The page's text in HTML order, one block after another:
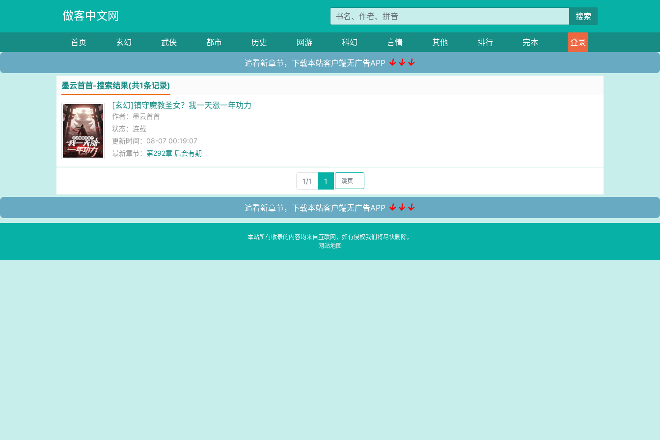
做客中文网 搜索
首页 玄幻 武侠 都市 历史 网游 科幻 言情 其他 排行 完本 登录
追看新章节，下载本站客户端无广告APP ↓↓↓
墨云首首-搜索结果(共1条记录)
[玄幻]镇守魔教圣女？我一天涨一年功力
作者： 墨云首首
状态：连载
更新时间：08-07 00:19:07
最新章节：第292章 后会有期
1/1 1
追看新章节，下载本站客户端无广告APP ↓↓↓
本站所有收录的内容均来自互联网，如有侵权我们将尽快删除。
网站地图